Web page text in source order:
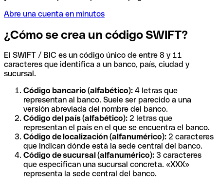
Abre una cuenta en minutos
¿Cómo se crea un código SWIFT?
El SWIFT / BIC es un código único de entre 8 y 11
caracteres que identifica a un banco, país, ciudad y
sucursal.
Código bancario (alfabético): 4 letras que
representan al banco. Suele ser parecido a una
versión abreviada del nombre del banco.
Código del país (alfabético): 2 letras que
representan el país en el que se encuentra el banco.
Código de localización (alfanumérico): 2 caracteres
que indican dónde está la sede central del banco.
Código de sucursal (alfanumérico): 3 caracteres
que especifican una sucursal concreta. «XXX»
representa la sede central del banco.